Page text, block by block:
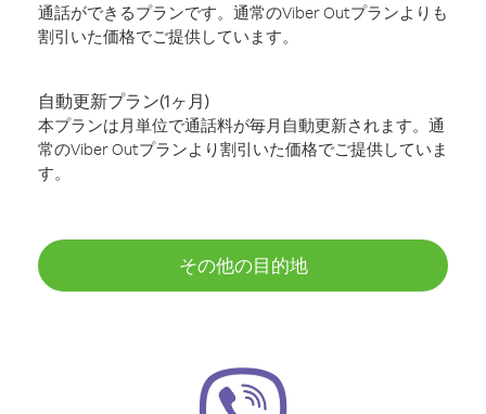
通話ができるプランです。通常のViber Outプランよりも
割引いた価格でご提供しています。
自動更新プラン(1ヶ月)
本プランは月単位で通話料が毎月自動更新されます。通
常のViber Outプランより割引いた価格でご提供していま
す。
その他の目的地